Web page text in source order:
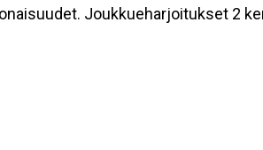
Joukkueharjoitukset 2